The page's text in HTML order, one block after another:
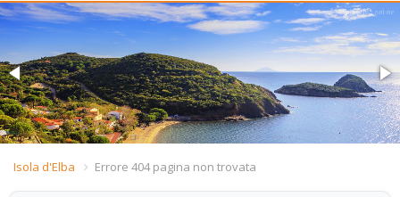
DEU
NED
FRA
DAN
Isola d'Elba Errore 404 pagina non trovata